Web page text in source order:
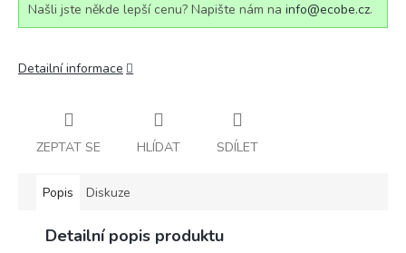
Našli jste někde lepší cenu? Napište nám na info@ecobe.cz.
Detailní informace
ZEPTAT SE HLÍDAT SDÍLET
Popis Diskuze
Detailní popis produktu